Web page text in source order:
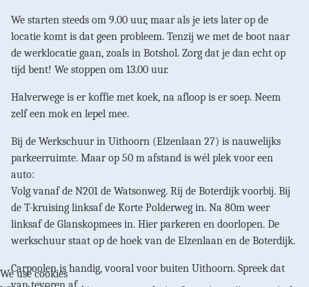
We starten steeds om 9.00 uur, maar als je iets later op de
locatie komt is dat geen probleem. Tenzij we met de boot naar
de werklocatie gaan, zoals in Botshol. Zorg dat je dan echt op
tijd bent! We stoppen om 13.00 uur.
Halverwege is er koffie met koek, na afloop is er soep. Neem
zelf een mok en lepel mee.
Bij de Werkschuur in Uithoorn (Elzenlaan 27) is nauwelijks
parkeerruimte. Maar op 50 m afstand is wél plek voor een
auto:
Volg vanaf de N201 de Watsonweg. Rij de Boterdijk voorbij. Bij
de T-kruising linksaf de Korte Polderweg in. Na 80m weer
linksaf de Glanskopmees in. Hier parkeren en doorlopen. De
werkschuur staat op de hoek van de Elzenlaan en de Boterdijk.
Carpoolen is handig, vooral voor buiten Uithoorn. Spreek dat
We use cookies